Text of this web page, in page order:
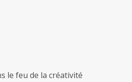
le feu de la créativité